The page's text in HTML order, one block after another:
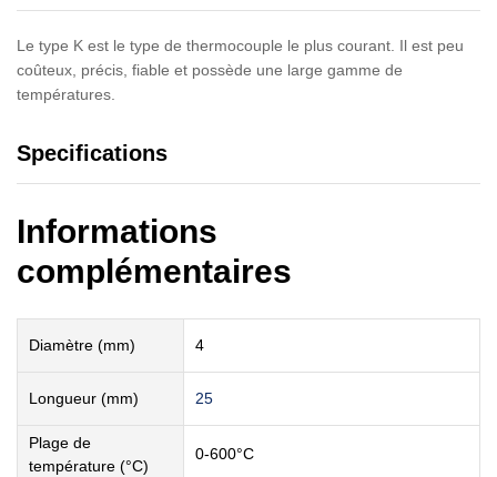
Le type K est le type de thermocouple le plus courant. Il est peu
coûteux, précis, fiable et possède une large gamme de
températures.
Specifications
Informations
complémentaires
Diamètre (mm) 4
Longueur (mm) 25
Plage de
température (°C)
0-600°C